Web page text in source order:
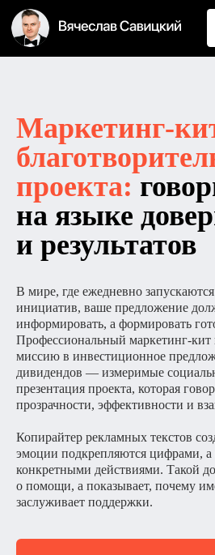
Маркетинг-
проекта:
на языке
и результатов
В мире, где ежедневно
инициатив, ваше предложение
информировать, а формировать
Профессиональный маркетинг-кит
миссию в инвестиционное
дивидендов — измеримые
презентация проекта, которая
прозрачности, эффективности и
Копирайтер рекламных текстов
эмоции подкрепляются цифрами,
конкретными действиями. Такой
о помощи, а показывает, почему
заслуживает поддержки.